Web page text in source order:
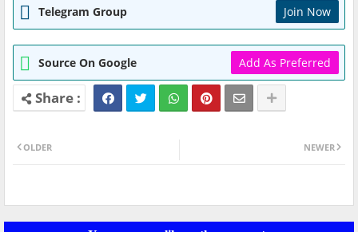
Telegram Group Join Now
Source On Google Add As Preferred
NEWER
OLDER